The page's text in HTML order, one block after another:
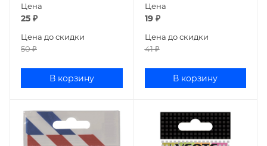
Цена
25 ₽
Цена до скидки
50₽
В корзину
Цена
19₽
Цена до скидки
41₽
В корзину